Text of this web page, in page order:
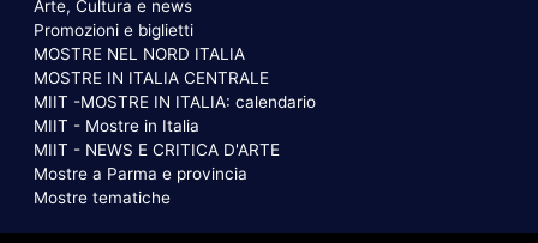
Arte, Cultura e news
Promozioni e biglietti
MOSTRE NEL NORD ITALIA
MOSTRE IN ITALIA CENTRALE
MIIT -MOSTRE IN ITALIA: calendario
MIIT - Mostre in Italia
MIIT - NEWS E CRITICA D'ARTE
Mostre a Parma e provincia
Mostre tematiche